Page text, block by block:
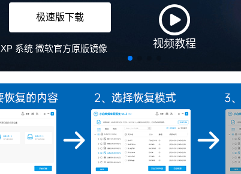
极速版下载
系统 微软官方原版镜像 视频教程